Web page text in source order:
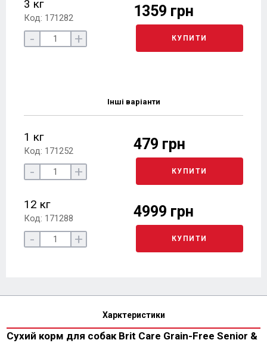
3 кг
Код: 171282 1359 грн
- + КУПИТИ
Інші варіанти
1 кг
Код: 171252 479 грн
- + КУПИТИ
12 кг
Код: 171288 4999 грн
- + КУПИТИ
Харктеристики
Сухий корм для собак Brit Care Grain-Free Senior &